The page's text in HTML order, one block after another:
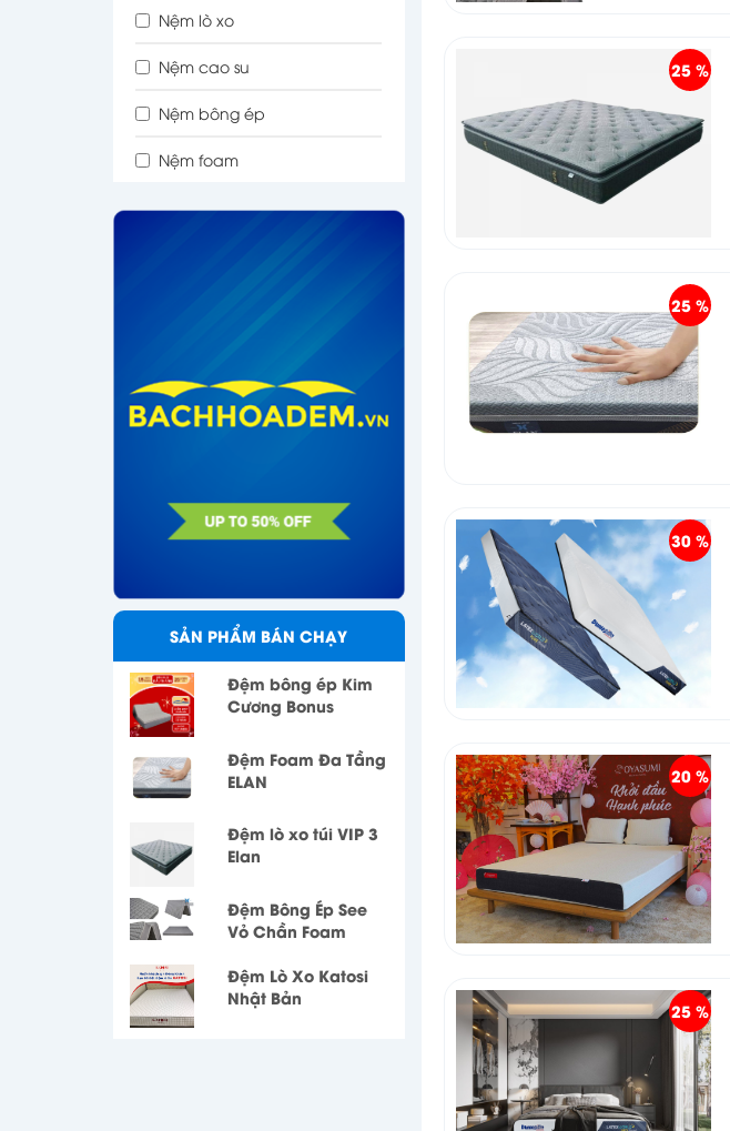
Nệm lò xo
Nệm cao su
Nệm bông ép
Nệm foam
SẢN PHẨM BÁN CHẠY
Đệm bông ép Kim
Cương Bonus
Đệm Foam Đa Tầng
ELAN
Đệm lò xo túi VIP 3
Elan
Đệm Bông Ép See
Vỏ Chần Foam
Đệm Lò Xo Katosi
Nhật Bản
25 %
25 %
30 %
20 %
25 %